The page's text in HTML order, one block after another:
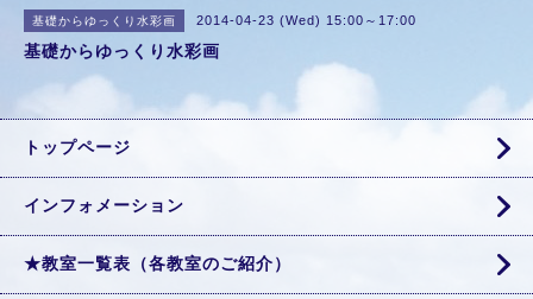
基礎からゆっくり水彩画 2014-04-23 (Wed) 15:00～17:00
基礎からゆっくり水彩画
トップページ
インフォメーション
★教室一覧表（各教室のご紹介）